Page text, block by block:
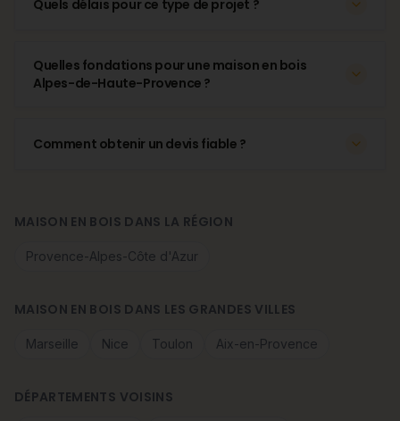
Quels délais pour ce type de projet ?
Quelles fondations pour une maison en bois
Alpes-de-Haute-Provence ?
Comment obtenir un devis fiable ?
MAISON EN BOIS DANS LA RÉGION
Provence-Alpes-Côte d'Azur
MAISON EN BOIS DANS LES GRANDES VILLES
Marseille Nice Toulon Aix-en-Provence
DÉPARTEMENTS VOISINS